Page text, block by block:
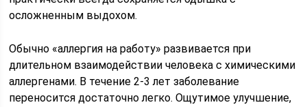
осложненным выдохом.
Обычно «аллергия на работу» развивается при
длительном взаимодействии человека с химическими
аллергенами. В течение 2-3 лет заболевание
переносится достаточно легко. Ощутимое улучшение,